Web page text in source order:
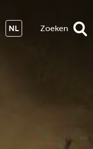
NL Zoeken